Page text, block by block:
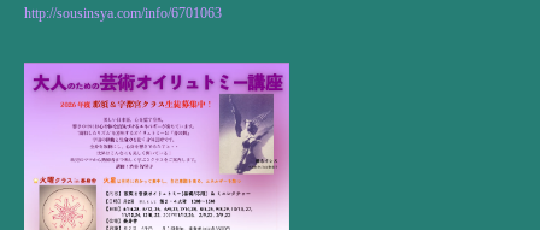
http://sousinsya.com/info/6701063